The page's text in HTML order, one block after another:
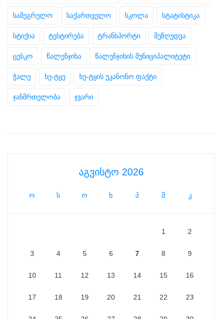
სამეგრელო საქართველო სკოლა სტატისტიკა
სტიქია ტესტირება ტრანსპორტი შეზღუდვა
ცესკო წალენჯიხა წალენჯიხის მუნიციპალიტეტი
ჭალე ხე-ტყე ხე-ტყის უკანონო ფაქტი
ჯანმრთელობა ჯვარი
აგვისტო 2026
ო ს ო ხ პ შ კ
1 2
3 4 5 6 7 8 9
10 11 12 13 14 15 16
17 18 19 20 21 22 23